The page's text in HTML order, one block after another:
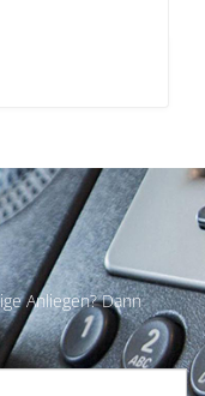
Anliegen? Dann